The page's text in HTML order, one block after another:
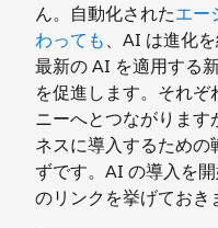
ん。自動化されたエー
わっても、AI は進化
最新の AI を適用する
を促進します。それ
ニーへとつながりま
ネスに導入するため
ずです。AI の導入を
のリンクを挙げておき